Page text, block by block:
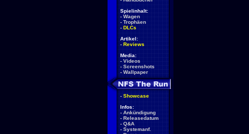
Spielinhalt:
- Wagen
- Trophäen
- DLCs
Artikel:
- Reviews
Media:
- Videos
- Screenshots
- Wallpaper
- Showcase
Infos:
- Ankündigung
- Releasedatum
- Q&A
- Systemanf.